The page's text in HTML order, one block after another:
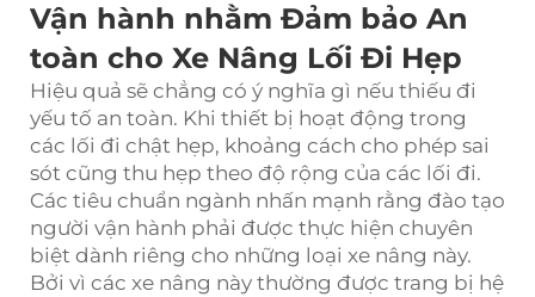
Vận hành nhằm Đảm bảo An
toàn cho Xe Nâng Lối Đi Hẹp
Hiệu quả sẽ chẳng có ý nghĩa gì nếu thiếu đi
yếu tố an toàn. Khi thiết bị hoạt động trong
các lối đi chật hẹp, khoảng cách cho phép sai
sót cũng thu hẹp theo độ rộng của các lối đi.
Các tiêu chuẩn ngành nhấn mạnh rằng đào tạo
người vận hành phải được thực hiện chuyên
biệt dành riêng cho những loại xe nâng này.
Bởi vì các xe nâng này thường được trang bị hệ